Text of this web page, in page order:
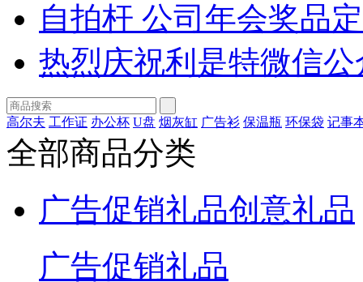
自拍杆 公司年会奖品
热烈庆祝利是特微信
高尔夫 工作证 办公杯 U盘 烟灰缸 广告衫 保温瓶 环保袋 记事
全部商品分类
广告促销礼品创意礼品
广告促销礼品